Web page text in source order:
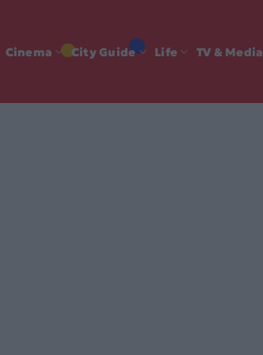
Cinema City Guide Life TV & Media